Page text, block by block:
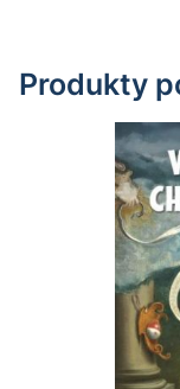
Produkty